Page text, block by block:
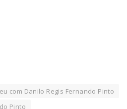
com Danilo Regis Fernando Pinto
Pinto